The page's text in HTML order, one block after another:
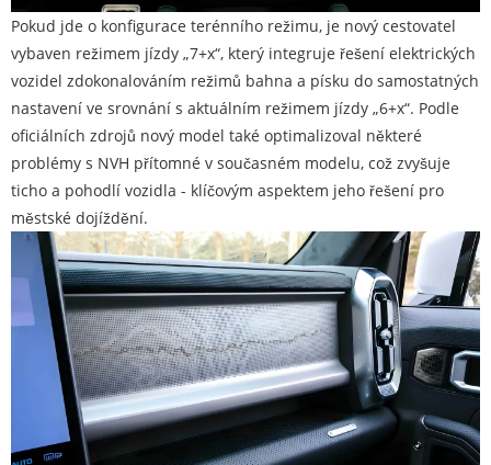
Pokud jde o konfigurace terénního režimu, je nový cestovatel
vybaven režimem jízdy „7+x“, který integruje řešení elektrických
vozidel zdokonalováním režimů bahna a písku do samostatných
nastavení ve srovnání s aktuálním režimem jízdy „6+x“. Podle
oficiálních zdrojů nový model také optimalizoval některé
problémy s NVH přítomné v současném modelu, což zvyšuje
ticho a pohodlí vozidla - klíčovým aspektem jeho řešení pro
městské dojíždění.